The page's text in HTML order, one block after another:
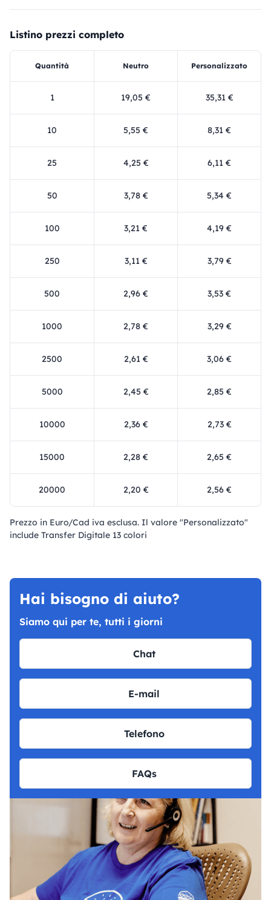
Listino prezzi completo
Quantità Neutro Personalizzato
1 19,05 € 35,31 €
10 5,55 € 8,31 €
25 4,25 € 6,11 €
50 3,78 € 5,34 €
100 3,21 € 4,19 €
250 3,11 € 3,79 €
500 2,96 € 3,53 €
1000 2,78 € 3,29 €
2500 2,61 € 3,06 €
5000 2,45 € 2,85 €
10000 2,36 € 2,73 €
15000 2,28 € 2,65 €
20000 2,20 € 2,56 €
Prezzo in Euro/Cad iva esclusa. Il valore "Personalizzato"
include Transfer Digitale 13 colori
Hai bisogno di aiuto?
Siamo qui per te, tutti i giorni
Chat
E-mail
Telefono
FAQs